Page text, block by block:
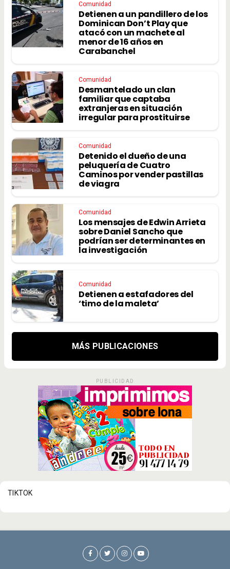
Comunidad
Detienen a un pandillero de los
Dominican Don’t Play que
atacó con un machete al
menor de 16 años en
Carabanchel
Comunidad
Desmantelado un clan
familiar que captaba
extranjeras en situación
irregular para prostituirse
Comunidad
Detenido el dueño de una
peluquería de Cuatro
Caminos por vender pastillas
de viagra
Comunidad
Los mensajes de Edwin Arrieta
sobre Daniel Sancho que
podrían ser determinantes en
la investigación
Comunidad
Detienen a estafadores del
‘timo de la maleta’
MÁS PUBLICACIONES
PUBLICIDAD
TIKTOK